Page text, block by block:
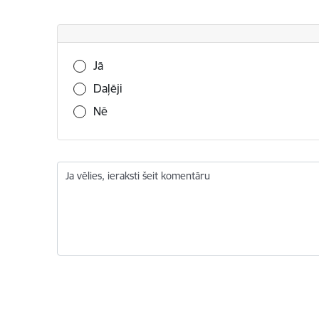
Vai šī informācija bija noderīga?
Jā
Daļēji
Nē
Ja vēlies, ieraksti šeit komentāru